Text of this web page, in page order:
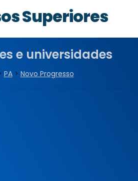
Superiores
e universidades
PA> Novo Progresso